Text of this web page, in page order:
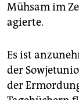
Mühsam im
agierte.
Es ist
der
der